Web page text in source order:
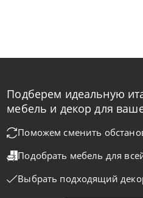
Подберем идеальную
мебель и декор для
Поможем сменить
Подобрать мебель для
Выбрать подходящий